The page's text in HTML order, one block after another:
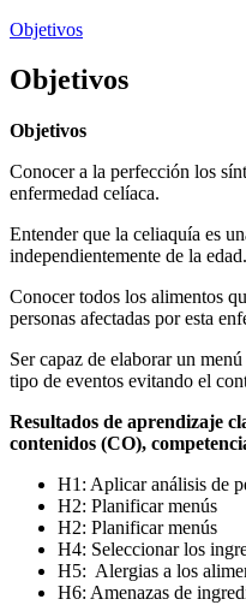
Objetivos
Objetivos
Objetivos
Conocer a la perfección los
enfermedad celíaca.
Entender que la celiaquía es
independientemente de la edad.
Conocer todos los alimentos
personas afectadas por esta
Ser capaz de elaborar un
tipo de eventos evitando el
Resultados de aprendizaje
contenidos (CO),
H1: Aplicar análisis de
H2: Planificar menús
H2: Planificar menús
H4: Seleccionar los
H5: Alergias a los
H6: Amenazas de